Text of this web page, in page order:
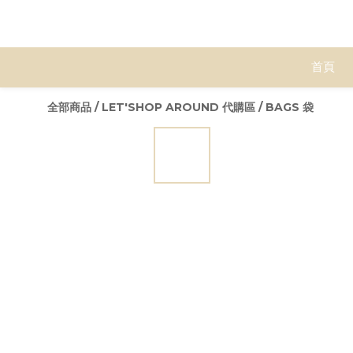
首頁
全部商品 / LET'SHOP AROUND 代購區 / BAGS 袋